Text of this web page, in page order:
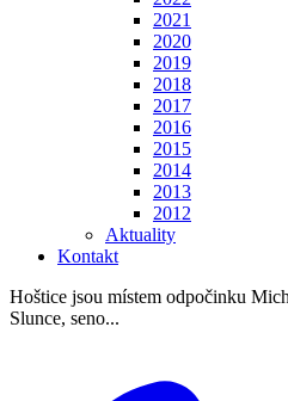
2021
2020
2019
2018
2017
2016
2015
2014
2013
2012
Aktuality
Kontakt
Hoštice jsou místem odpočinku
Slunce, seno...